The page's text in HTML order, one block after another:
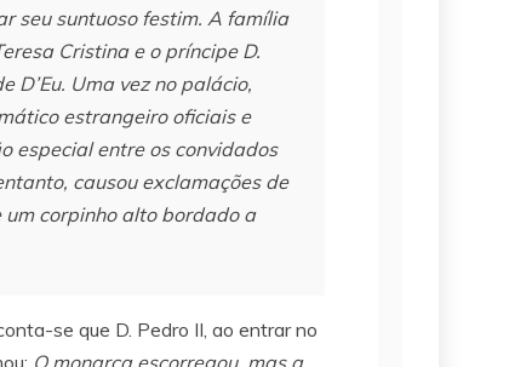
seu suntuoso festim. A família
Cristina e o príncipe D.
Uma vez no palácio,
estrangeiro oficiais e
especial entre os convidados
causou exclamações de
corpinho alto bordado a
se que D. Pedro II, ao entrar no